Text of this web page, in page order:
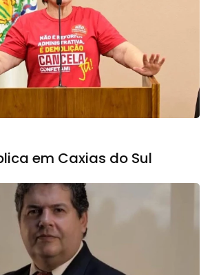
em Caxias do Sul